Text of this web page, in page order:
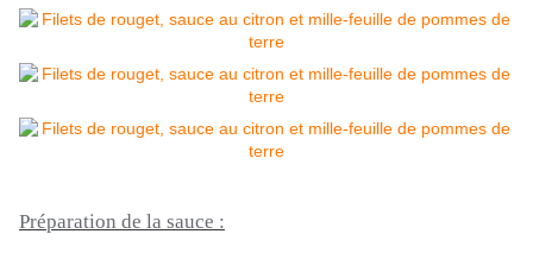
Préparation de la sauce :